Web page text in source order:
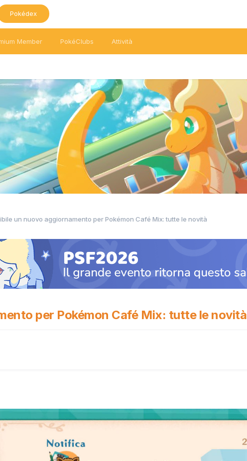
Pokédex
Member PokéClubs Attività
un nuovo aggiornamento per Pokémon Café Mix: tutte le novità
per Pokémon Café Mix: tutte le novità